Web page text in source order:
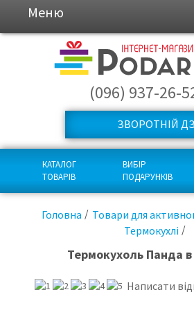
Меню
(096) 937-26-
ЗВОРОТНІЙ
КАТАЛОГ
ТОВАРІВ
ВИБІР
ПОДАРУНКІВ
Головна
Товари для
Термокухлі
Термокухоль Панда
Написати